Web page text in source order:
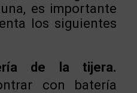
es importante
los siguientes
de la tijera.
con batería